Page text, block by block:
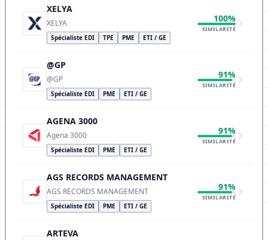
XELYA
XELYA
Spécialiste EDI TPE PME ETI / GE
100%
SIMILARITÉ
@GP
@GP
Spécialiste EDI PME ETI / GE
91%
SIMILARITÉ
AGENA 3000
Agena 3000
Spécialiste EDI PME ETI / GE
91%
SIMILARITÉ
AGS RECORDS MANAGEMENT
AGS RECORDS MANAGEMENT
Spécialiste EDI PME ETI / GE
91%
SIMILARITÉ
ARTEVA